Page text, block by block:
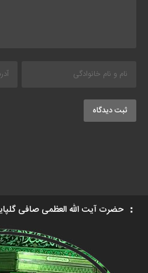
ثبت دیدگاه
حضرت آیت الله العظمی صافی